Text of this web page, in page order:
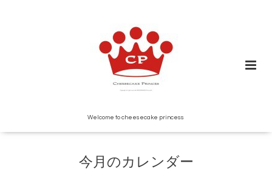
Welcome to cheesecake princess
今月のカレンダー